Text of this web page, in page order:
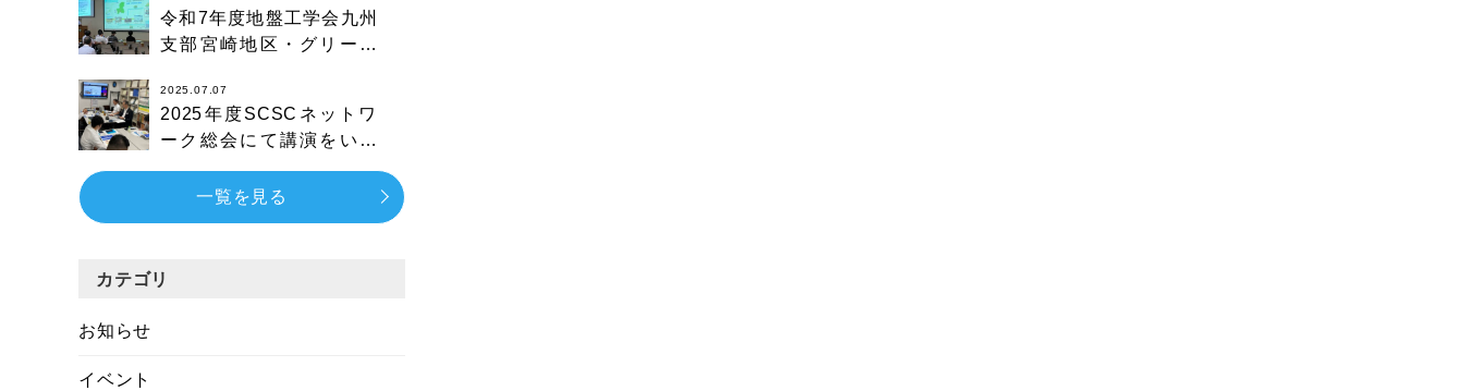
令和7年度地盤工学会九州
支部宮崎地区・グリーン
シンポジウム技術発表会
2025.07.07
2025年度SCSCネットワ
ーク総会にて講演をいた
一覧を見る
カテゴリ
お知らせ
イベント